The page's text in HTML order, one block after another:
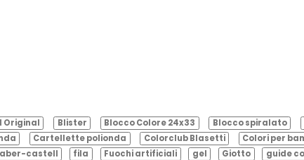
Original Blister Blocco Colore 24x33 Blocco spiralato
Cartellette polionda Colorclub Blasetti Colori per
castell fila Fuochi artificiali gel Giotto guide